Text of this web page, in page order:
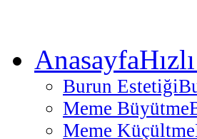
Anasayfa
Burun Estetiği
Meme Büyütme
Meme Küçültme